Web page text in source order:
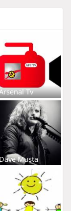
Tv
Musta